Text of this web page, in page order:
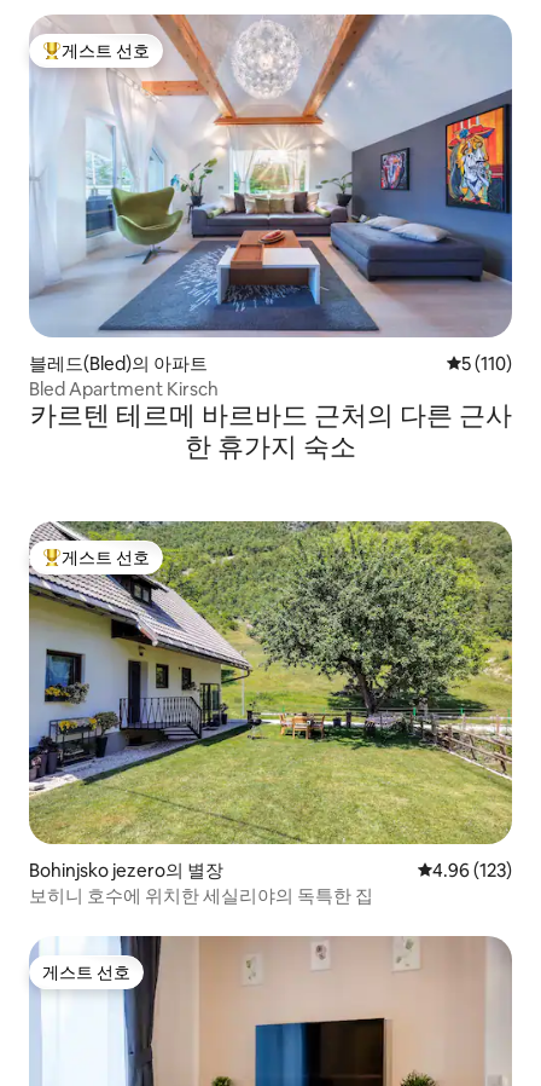
상위 게스트 선호
게스트 선호
블레드(Bled)의 아파트 평점 5점(5
5 (110)
Bled Apartment Kirsch
카르텐 테르메 바르바드 근처의 다른 근사
한 휴가지 숙소
상위 게스트 선호
게스트 선호
Bohinjsko jezero의 별장 평점 4.96점(5
4.96 (123)
보히니 호수에 위치한 세실리야의 독특한 집
게스트 선호
게스트 선호